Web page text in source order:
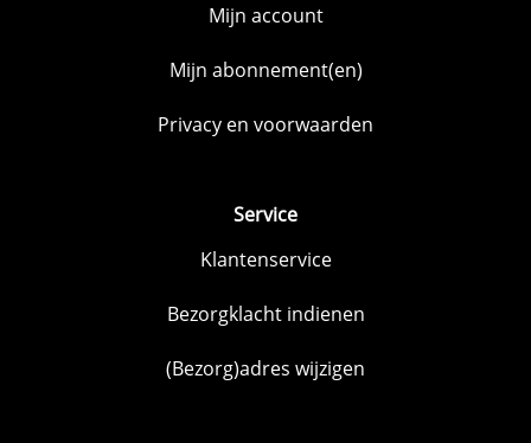
Mijn account
Mijn abonnement(en)
Privacy en voorwaarden
Service
Klantenservice
Bezorgklacht indienen
(Bezorg)adres wijzigen